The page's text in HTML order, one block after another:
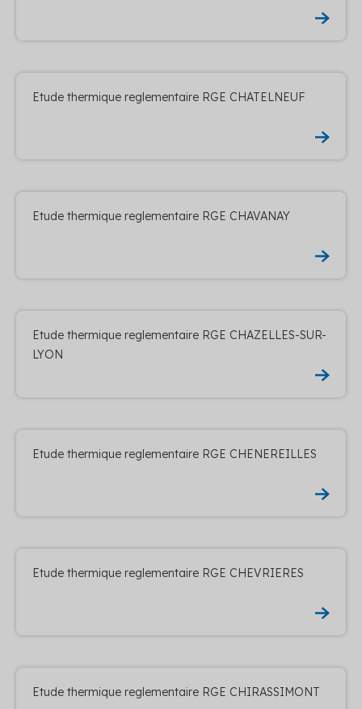
Etude thermique reglementaire RGE CHATELNEUF
Etude thermique reglementaire RGE CHAVANAY
Etude thermique reglementaire RGE CHAZELLES-SUR-
LYON
Etude thermique reglementaire RGE CHENEREILLES
Etude thermique reglementaire RGE CHEVRIERES
Etude thermique reglementaire RGE CHIRASSIMONT